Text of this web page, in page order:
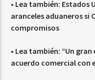
• Lea también: Estados
aranceles aduaneros si
compromisos
• Lea también: “Un
acuerdo comercial con